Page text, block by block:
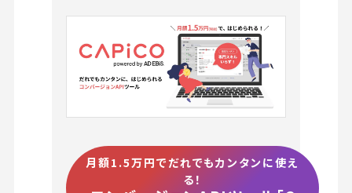
月額1.5万円でだれでもカンタンに使え
る！